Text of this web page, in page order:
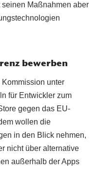
seinen Maßnahmen aber
bewerben
Kommission unter
für Entwickler zum
gegen das EU-
wollen die
in den Blick nehmen,
nicht über alternative
außerhalb der Apps